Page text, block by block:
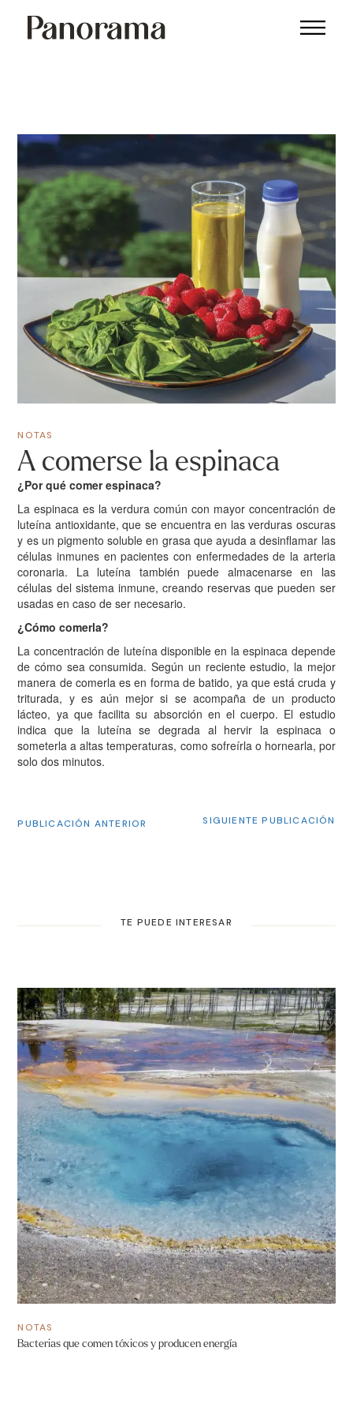
NOTAS
A comerse la espinaca
¿Por qué comer espinaca?
La espinaca es la verdura común con mayor concentración de
luteína antioxidante, que se encuentra en las verduras oscuras
y es un pigmento soluble en grasa que ayuda a desinflamar las
células inmunes en pacientes con enfermedades de la arteria
coronaria. La luteína también puede almacenarse en las
células del sistema inmune, creando reservas que pueden ser
usadas en caso de ser necesario.
¿Cómo comerla?
La concentración de luteína disponible en la espinaca depende
de cómo sea consumida. Según un reciente estudio, la mejor
manera de comerla es en forma de batido, ya que está cruda y
triturada, y es aún mejor si se acompaña de un producto
lácteo, ya que facilita su absorción en el cuerpo. El estudio
indica que la luteína se degrada al hervir la espinaca o
someterla a altas temperaturas, como sofreírla o hornearla, por
solo dos minutos.
PUBLICACIÓN ANTERIOR SIGUIENTE PUBLICACIÓN
TE PUEDE INTERESAR
NOTAS
Bacterias que comen tóxicos y producen energía